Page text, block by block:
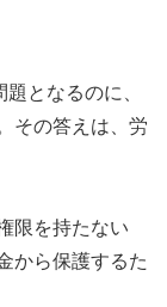
となるのに、
その答えは、労
限を持たない
から保護するた